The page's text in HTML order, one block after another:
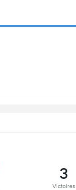
3
Victoires